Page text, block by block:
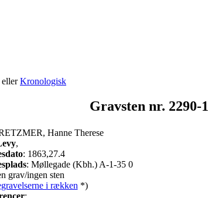
ellerKronologisk
Gravsten nr. 2290-1
Hanne Therese
,
: 1863,27.4
: Møllegade (Kbh.) A-1-35 0
grav/ingen sten
i rækken *)
: